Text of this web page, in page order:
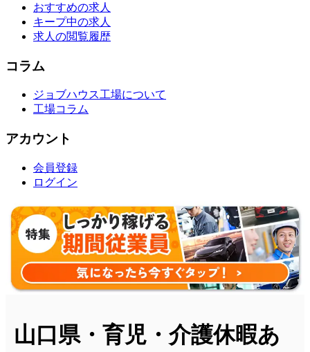
おすすめの求人
キープ中の求人
求人の閲覧履歴
コラム
ジョブハウス工場について
工場コラム
アカウント
会員登録
ログイン
山口県・育児・介護休暇あ